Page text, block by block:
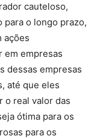
cauteloso,
o longo prazo,
ações
em empresas
dessas empresas
até que eles
o real valor das
ótima para os
para os